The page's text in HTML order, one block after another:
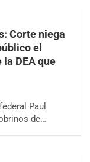
Corte niega
el
DEA que
Paul
de…